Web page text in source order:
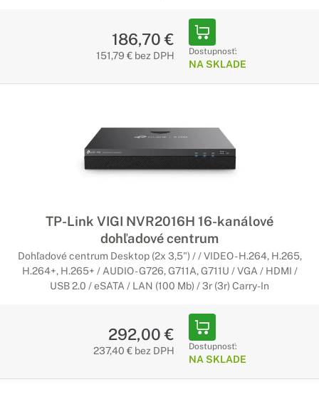
186,70 €
151,79 € bez DPH Dostupnosť:
NA SKLADE
TP-Link VIGI NVR2016H 16-kanálové
dohľadové centrum
Dohľadové centrum Desktop (2x 3,5") / / VIDEO - H.264, H.265,
H.264+, H.265+ / AUDIO - G726, G711A, G711U / VGA / HDMI /
USB 2.0 / eSATA / LAN (100 Mb) / 3r (3r) Carry-In
292,00 €
237,40 € bez DPH Dostupnosť:
NA SKLADE